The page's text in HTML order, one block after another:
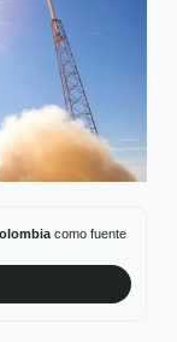
como fuente